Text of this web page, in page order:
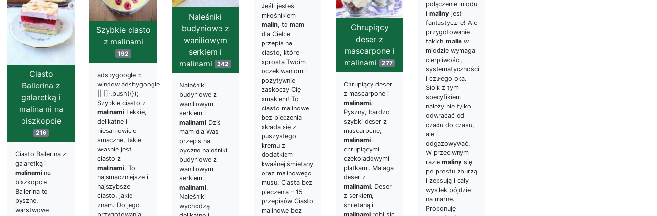
Jeśli jesteś
miłośnikiem
malin, to mam
dla Ciebie
przepis na
ciasto, które
sprosta Twoim
oczekiwaniom i
pozytywnie
zaskoczy Cię
smakiem! To
ciasto malinowe
bez pieczenia
składa się z
puszystego
kremu z
dodatkiem
kwaśnej śmietany
oraz malinowego
musu. Ciasta bez
pieczenia – 15
przepisów Ciasto
malinowe bez
połączenie miodu
i maliny jest
fantastyczne! Ale
przygotowanie
takich malin w
miodzie wymaga
cierpliwości,
systematyczności
i czułego oka.
Słoik z tym
specyfikiem
należy nie tylko
odwracać od
czadu do czasu,
ale i
odgazowywać.
W przeciwnym
razie maliny się
po prostu zburzą
i zepsują i cały
wysiłek pójdzie
na marne.
Proponuję
Naleśniki
budyniowe z
waniliowym
serkiem i
malinami 242
Naleśniki
budyniowe z
waniliowym
serkiem i
malinami Dziś
mam dla Was
przepis na
pyszne naleśniki
budyniowe z
waniliowym
serkiem i
malinami.
Naleśniki
wychodzą
Szybkie ciasto
z malinami
192
adsbygoogle =
window.adsbygoogle
|| []).push({});
Szybkie ciasto z
malinami Lekkie,
delikatne i
niesamowicie
smaczne, takie
właśnie jest
ciasto z
malinami. To
najsmaczniejsze i
najszybsze
ciasto, jakie
znam. Do jego
przygotowania
Chrupiący
deser z
mascarpone i
malinami 277
Chrupiący deser
z mascarpone i
malinami.
Pyszny, bardzo
szybki deser z
mascarpone,
malinami i
chrupiącymi
czekoladowymi
płatkami. Malaga
deser z
malinami. Deser
z serkiem,
śmietaną i
malinami robi się
Ciasto
Ballerina z
galaretką i
malinami na
biszkopcie
216
Ciasto Ballerina z
galaretką i
malinami na
biszkopcie
Ballerina to
pyszne,
warstwowe